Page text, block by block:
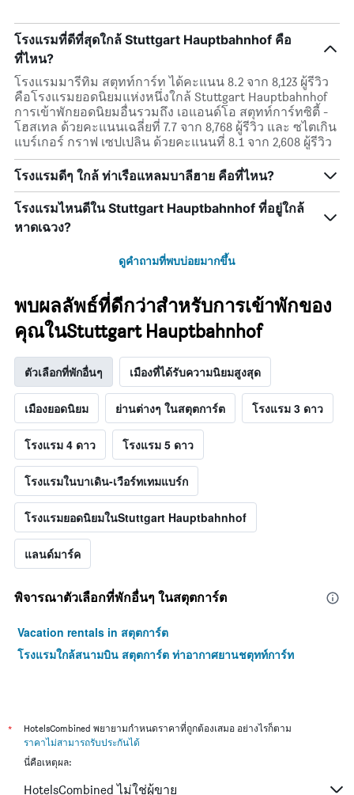
โรงแรมที่ดีที่สุดใกล้ Stuttgart Hauptbahnhof คือ
ที่ไหน?
โรงแรมมารีทิม สตุทท์การ์ท ได้คะแนน 8.2 จาก 8,123 ผู้รีวิว
คือโรงแรมยอดนิยมแห่งหนึ่งใกล้ Stuttgart Hauptbahnhof
การเข้าพักยอดนิยมอื่นรวมถึง เอแอนด์โอ สตุทท์การ์ทซิตี้ -
โฮสเทล ด้วยคะแนนเฉลี่ยที่ 7.7 จาก 8,768 ผู้รีวิว และ ซไตเกิน
แบร์เกอร์ กราฟ เซปเปลิน ด้วยคะแนนที่ 8.1 จาก 2,608 ผู้รีวิว
โรงแรมดีๆ ใกล้ ท่าเรือแหลมบาลีฮาย คือที่ไหน?
โรงแรมไหนดีใน Stuttgart Hauptbahnhof ที่อยู่ใกล้
หาดเฉวง?
ดูคำถามที่พบบ่อยมากขึ้น
พบผลลัพธ์ที่ดีกว่าสำหรับการเข้าพักของ
คุณในStuttgart Hauptbahnhof
ตัวเลือกที่พักอื่นๆ เมืองที่ได้รับความนิยมสูงสุด
เมืองยอดนิยม ย่านต่างๆ ในสตุตการ์ต โรงแรม 3 ดาว
โรงแรม 4 ดาว โรงแรม 5 ดาว
โรงแรมในบาเดิน-เวือร์ทเทมแบร์ก
โรงแรมยอดนิยมในStuttgart Hauptbahnhof
แลนด์มาร์ค
พิจารณาตัวเลือกที่พักอื่นๆ ในสตุตการ์ต
Vacation rentals in สตุตการ์ต
โรงแรมใกล้สนามบิน สตุตการ์ต ท่าอากาศยานชตุทท์การ์ท
*
HotelsCombined พยายามกำหนดราคาที่ถูกต้องเสมอ อย่างไรก็ตาม
ราคาไม่สามารถรับประกันได้
นี่คือเหตุผล:
HotelsCombined ไม่ใช่ผู้ขาย